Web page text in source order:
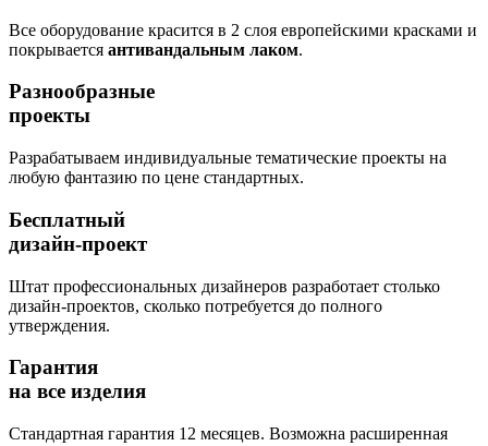
Все оборудование красится в 2 слоя европейскими красками и
покрывается антивандальным лаком.
Разнообразные
проекты
Разрабатываем индивидуальные тематические проекты на
любую фантазию по цене стандартных.
Бесплатный
дизайн-проект
Штат профессиональных дизайнеров разработает столько
дизайн-проектов, сколько потребуется до полного
утверждения.
Гарантия
на все изделия
Стандартная гарантия 12 месяцев. Возможна расширенная